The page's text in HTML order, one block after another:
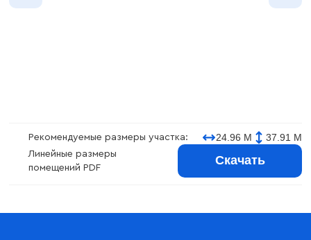
Рекомендуемые размеры участка: 24.96 М 37.91 М
Линейные размеры
помещений PDF
Скачать